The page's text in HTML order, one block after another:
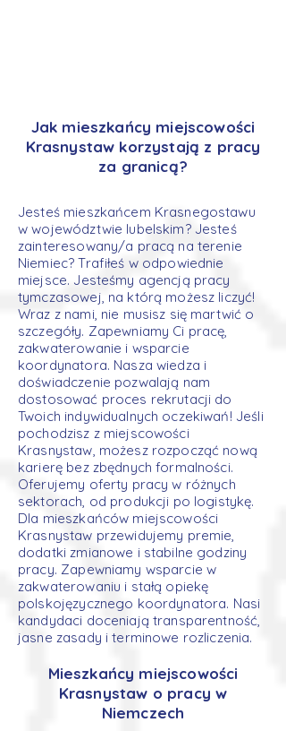
Jak mieszkańcy miejscowości
Krasnystaw korzystają z pracy
za granicą?
Jesteś mieszkańcem Krasnegostawu
w województwie lubelskim? Jesteś
zainteresowany/a pracą na terenie
Niemiec? Trafiłeś w odpowiednie
miejsce. Jesteśmy agencją pracy
tymczasowej, na którą możesz liczyć!
Wraz z nami, nie musisz się martwić o
szczegóły. Zapewniamy Ci pracę,
zakwaterowanie i wsparcie
koordynatora. Nasza wiedza i
doświadczenie pozwalają nam
dostosować proces rekrutacji do
Twoich indywidualnych oczekiwań! Jeśli
pochodzisz z miejscowości
Krasnystaw, możesz rozpocząć nową
karierę bez zbędnych formalności.
Oferujemy oferty pracy w różnych
sektorach, od produkcji po logistykę.
Dla mieszkańców miejscowości
Krasnystaw przewidujemy premie,
dodatki zmianowe i stabilne godziny
pracy. Zapewniamy wsparcie w
zakwaterowaniu i stałą opiekę
polskojęzycznego koordynatora. Nasi
kandydaci doceniają transparentność,
jasne zasady i terminowe rozliczenia.
Mieszkańcy miejscowości
Krasnystaw o pracy w
Niemczech